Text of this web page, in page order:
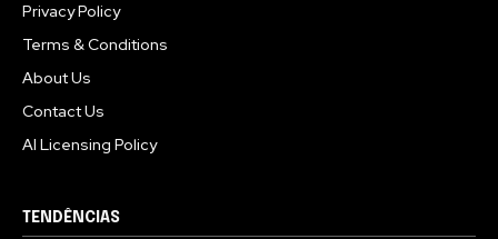
Privacy Policy
Terms & Conditions
About Us
Contact Us
AI Licensing Policy
TENDÊNCIAS